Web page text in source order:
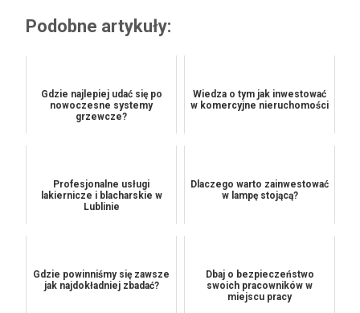
Podobne artykuły:
Gdzie najlepiej udać się po
nowoczesne systemy
grzewcze?
Wiedza o tym jak inwestować
w komercyjne nieruchomości
Profesjonalne usługi
lakiernicze i blacharskie w
Lublinie
Dlaczego warto zainwestować
w lampę stojącą?
Gdzie powinniśmy się zawsze
jak najdokładniej zbadać?
Dbaj o bezpieczeństwo
swoich pracowników w
miejscu pracy